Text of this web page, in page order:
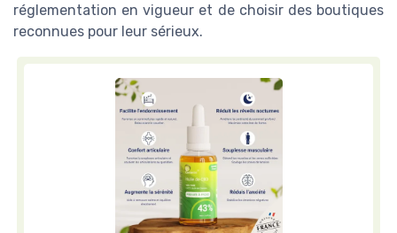
réglementation en vigueur et de choisir des boutiques
reconnues pour leur sérieux.